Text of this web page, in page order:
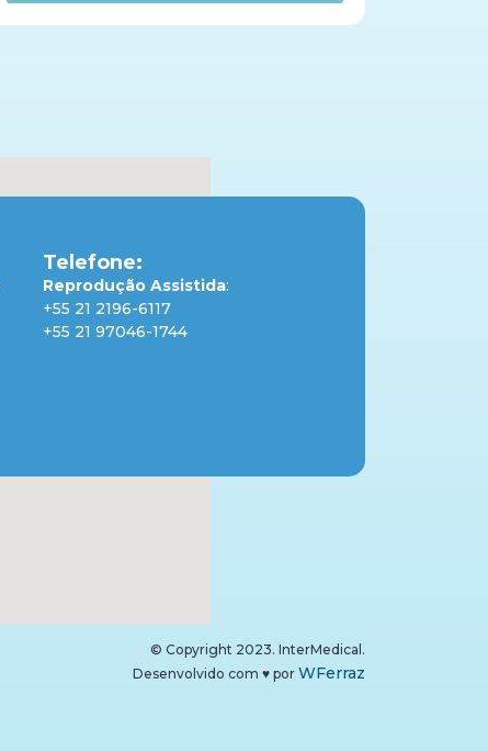
Telefone:
Reprodução Assistida:
+55 21 2196-6117
+55 21 97046-1744
Desenvolvido com ♥ por WFerraz
© Copyright 2023. InterMedical.